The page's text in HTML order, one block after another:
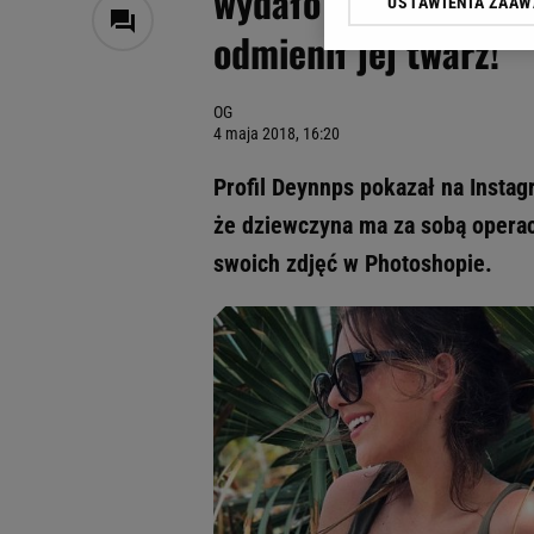
odmienił jej twarz!
OG
4 maja 2018, 16:20
Profil Deynnps pokazał na
że dziewczyna ma za sobą
swoich zdjęć w Photoshopie.
Klikając „Akceptuję”
dotyczące plików
Użycie dokładnych
Przechowywanie
badnie odbiorców i